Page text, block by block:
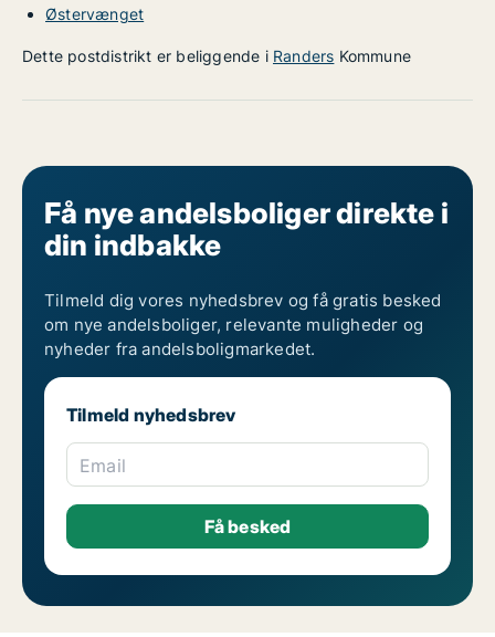
Østervænget
Dette postdistrikt er beliggende i Randers Kommune
Få nye andelsboliger direkte i
din indbakke
Tilmeld dig vores nyhedsbrev og få gratis besked
om nye andelsboliger, relevante muligheder og
nyheder fra andelsboligmarkedet.
Tilmeld nyhedsbrev
Email